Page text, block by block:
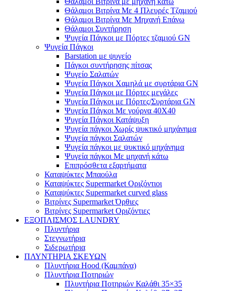
Θάλαμοι Βιτρίνα Με 4 Πλευρές Τζαμιού
Θάλαμοι Βιτρίνα Με Μηχανή Επάνω
Θάλαμοι Συντήρηση
Ψυγεία Πάγκοι με Πόρτες τζαμιού GN
Ψυγεία Πάγκοι
Barstation με ψυγείο
Πάγκοι συντήρησης πίτσας
Ψυγείο Σαλατών
Ψυγεία Πάγκοι Χαμηλά με συρτάρια GN
Ψυγεία Πάγκοι με Πόρτες μεγάλες
Ψυγεία Πάγκοι με Πόρτες/Συρτάρια GN
Ψυγεία Πάγκοι Με γούρνα 40Χ40
Ψυγεία Πάγκοι Κατάψυξη
Ψυγεία πάγκοι Χωρίς ψυκτικό μηχάνημα
Ψυγεία πάγκοι Σαλατών
Ψυγεία πάγκοι με ψυκτικό μηχάνημα
Ψυγεία πάγκοι Με μηχανή κάτω
Επιπρόσθετα εξαρτήματα
Καταψύκτες Μπαούλα
Καταψύκτες Supermarket Οριζόντιοι
Καταψύκτες Supermarket curved glass
Βιτρίνες Supermarket Όρθιες
Βιτρίνες Supermarket Οριζόντιες
ΕΞΟΠΛΙΣΜΟΣ LAUNDRY
Πλυντήρια
Στεγνωτήρια
Σιδερωτήρια
ΠΛΥΝΤΗΡΙΑ ΣΚΕΥΩΝ
Πλυντήρια Hood (Καμπάνα)
Πλυντήρια Ποτηριών
Πλυντήρια Ποτηριών Καλάθι 35×35